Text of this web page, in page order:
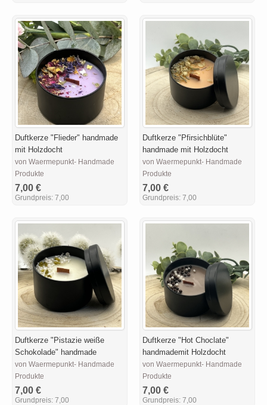
Duftkerze "Flieder" handmade
mit Holzdocht
von Waermepunkt- Handmade
Produkte
7,00 €
Grundpreis: 7,00
Duftkerze "Pfirsichblüte"
handmade mit Holzdocht
von Waermepunkt- Handmade
Produkte
7,00 €
Grundpreis: 7,00
Duftkerze "Pistazie weiße
Schokolade" handmade
von Waermepunkt- Handmade
Produkte
7,00 €
Grundpreis: 7,00
Duftkerze "Hot Choclate"
handmademit Holzdocht
von Waermepunkt- Handmade
Produkte
7,00 €
Grundpreis: 7,00